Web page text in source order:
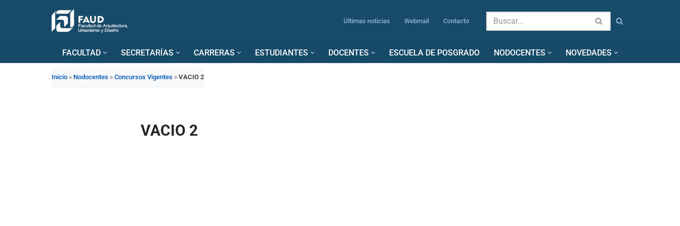
Últimas noticias Webmail Contacto
FACULTAD SECRETARÍAS CARRERAS ESTUDIANTES DOCENTES ESCUELA DE POSGRADO NODOCENTES NOVEDADES
Inicio » Nodocentes » Concursos Vigentes » VACIO 2
VACIO 2